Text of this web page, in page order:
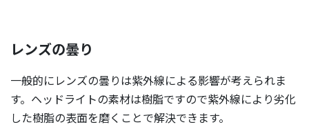
レンズの曇り
一般的にレンズの曇りは紫外線による影響が考えられま
す。ヘッドライトの素材は樹脂ですので紫外線により劣化
した樹脂の表面を磨くことで解決できます。